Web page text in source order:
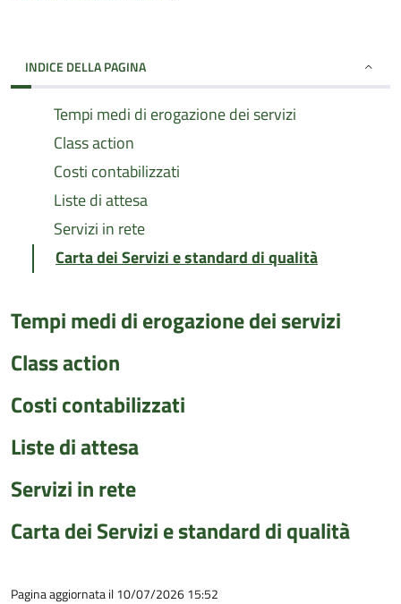
INDICE DELLA PAGINA
Tempi medi di erogazione dei servizi
Class action
Costi contabilizzati
Liste di attesa
Servizi in rete
Carta dei Servizi e standard di qualità
Tempi medi di erogazione dei servizi
Class action
Costi contabilizzati
Liste di attesa
Servizi in rete
Carta dei Servizi e standard di qualità
Pagina aggiornata il 10/07/2026 15:52